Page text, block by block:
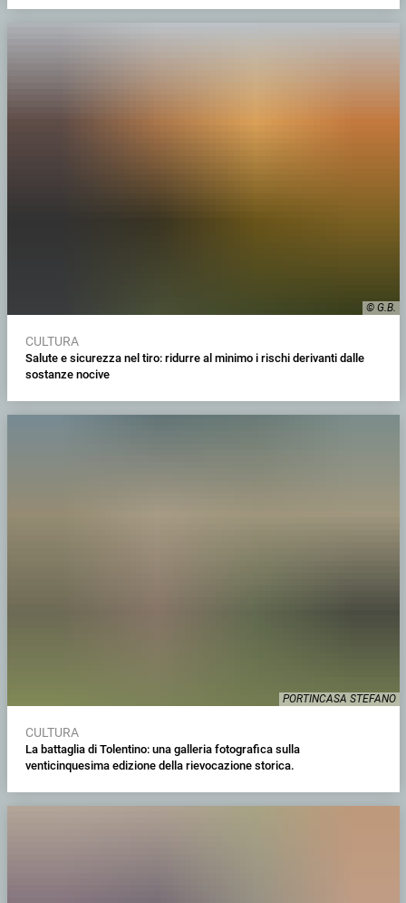
© G.B.
CULTURA
Salute e sicurezza nel tiro: ridurre al minimo i rischi derivanti dalle
sostanze nocive
PORTINCASA STEFANO
CULTURA
La battaglia di Tolentino: una galleria fotografica sulla
venticinquesima edizione della rievocazione storica.